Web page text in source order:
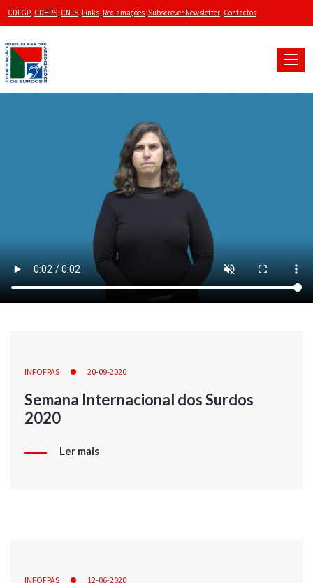
CDLGP CDHPS CNJS Links Reclamações Subscrever Newsletter Contactos
Toggle
INFOFPAS 20-09-2020
Semana Internacional dos Surdos
2020
Ler mais
INFOFPAS 12-06-2020